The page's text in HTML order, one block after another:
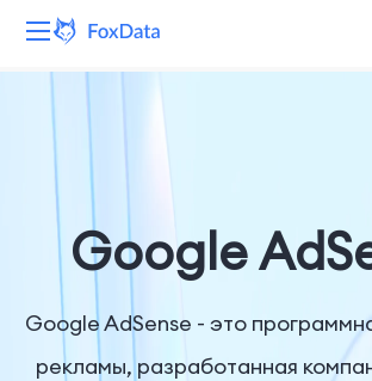
Решения
Ресурсы
Google
Google AdSense - это
рекламы, разработанная